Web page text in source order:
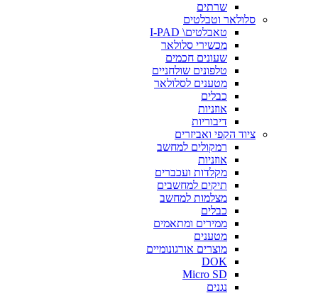
שרתים
סלולאר וטבלטים
טאבלטים\ I-PAD
מכשירי סלולאר
שעונים חכמים
טלפונים שולחניים
מטענים לסלולאר
כבלים
אוזניות
דיבוריות
ציוד הקפי ואביזרים
רמקולים למחשב
אוזניות
מקלדות ועכברים
תיקים למחשבים
מצלמות למחשב
כבלים
ממירים ומתאמים
מטענים
מוצרים אורגונומיים
DOK
Micro SD